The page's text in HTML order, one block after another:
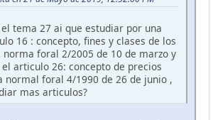
tema 27 ai que estudiar por una
16 : concepto, fines y clases de los
foral 2/2005 de 10 de marzo y
articulo 26: concepto de precios
normal foral 4/1990 de 26 de junio ,
mas articulos?